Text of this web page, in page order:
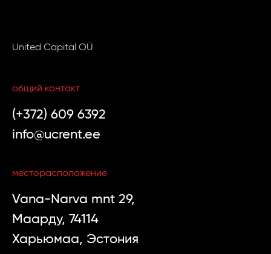
United Capital OÜ
общий контакт
(+372) 609 6392
info@ucrent.ee
месторасположение
Vana-Narva mnt 29,
Маарду, 74114
Харьюмаа, Эстония